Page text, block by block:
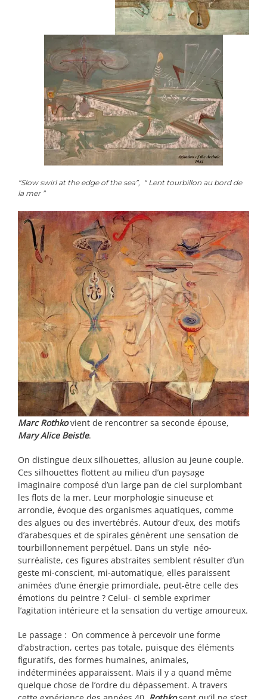
“Slow swirl at the edge of the sea”, “ Lent tourbillon au bord de
la mer ”
Marc Rothkovient de rencontrer sa seconde épouse,
Mary Alice Beistle.
On distingue deux silhouettes, allusion au jeune couple.
Ces silhouettes flottent au milieu d’un paysage
imaginaire composé d’un large pan de ciel surplombant
les flots de la mer. Leur morphologie sinueuse et
arrondie, évoque des organismes aquatiques, comme
des algues ou des invertébrés. Autour d’eux, des motifs
d’arabesques et de spirales génèrent une sensation de
tourbillonnement perpétuel. Dans un style néo-
surréaliste, ces figures abstraites semblent résulter d’un
geste mi-conscient, mi-automatique, elles paraissent
animées d’une énergie primordiale, peut-être celle des
émotions du peintre ? Celui- ci semble exprimer
l’agitation intérieure et la sensation du vertige amoureux.
Le passage : On commence à percevoir une forme
d’abstraction, certes pas totale, puisque des éléments
figuratifs, des formes humaines, animales,
indéterminées apparaissent. Mais il y a quand même
quelque chose de l’ordre du dépassement. A travers